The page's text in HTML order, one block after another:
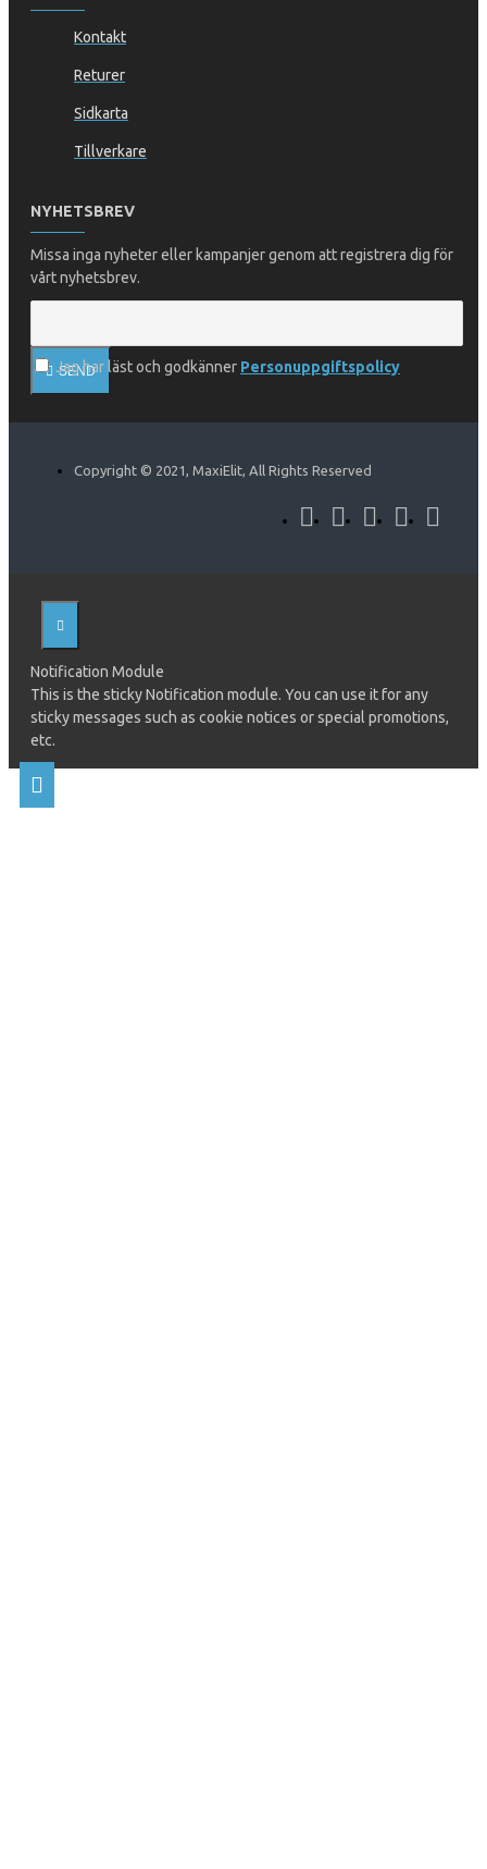
Kontakt
Returer
Sidkarta
Tillverkare
NYHETSBREV
Missa inga nyheter eller kampanjer genom att registrera dig för
vårt nyhetsbrev.
SEND
Jag har läst och godkänner Personuppgiftspolicy
Copyright © 2021, MaxiElit, All Rights Reserved
Notification Module
This is the sticky Notification module. You can use it for any
sticky messages such as cookie notices or special promotions,
etc.